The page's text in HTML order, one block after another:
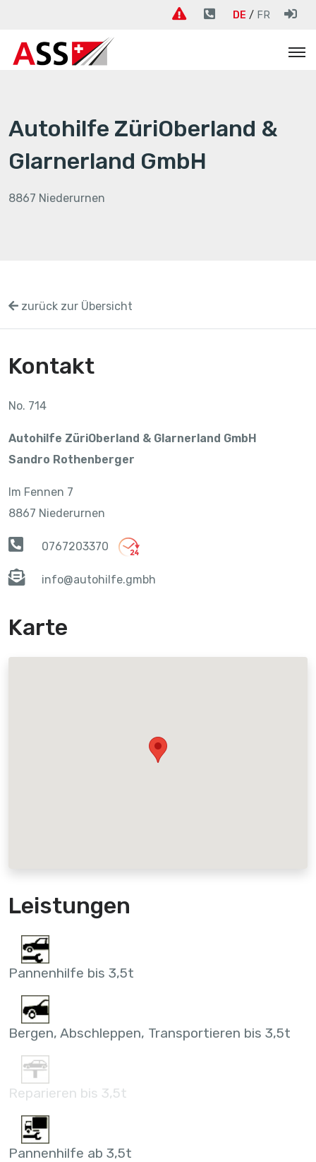
DE FR
Autohilfe ZüriOberland &
Glarnerland GmbH
8867 Niederurnen
zurück zur Übersicht
Kontakt
No. 714
Autohilfe ZüriOberland & Glarnerland GmbH
Sandro Rothenberger
Im Fennen 7
8867 Niederurnen
0767203370
info@autohilfe.gmbh
Karte
Leistungen
Pannenhilfe bis 3,5t
Bergen, Abschleppen, Transportieren bis 3,5t
Reparieren bis 3,5t
Pannenhilfe ab 3,5t